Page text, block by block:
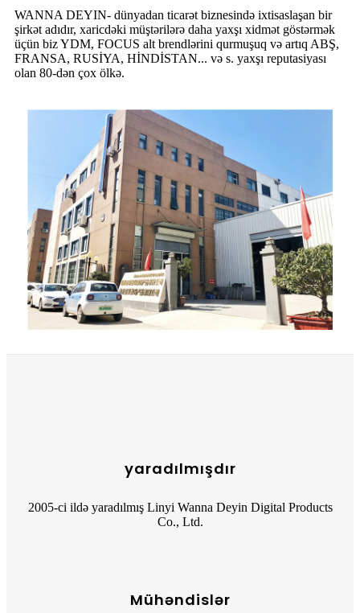
WANNA DEYIN- dünyadan ticarət biznesində ixtisaslaşan bir
şirkət adıdır, xaricdəki müştərilərə daha yaxşı xidmət göstərmək
üçün biz YDM, FOCUS alt brendlərini qurmuşuq və artıq ABŞ,
FRANSA, RUSİYA, HİNDİSTAN... və s. yaxşı reputasiyası
olan 80-dən çox ölkə.
yaradılmışdır
2005-ci ildə yaradılmış Linyi Wanna Deyin Digital Products
Co., Ltd.
Mühəndislər